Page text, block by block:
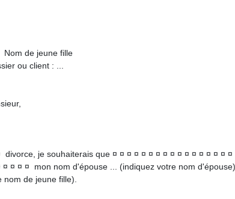
de jeune fille
ou client : ...
divorce, je souhaiterais que ¤ ¤ ¤ ¤ ¤ ¤ ¤ ¤ ¤ ¤ ¤ ¤ ¤ ¤ ¤ ¤
¤ ¤ ¤ ¤ mon nom d'épouse ... (indiquez votre nom
nom de jeune fille).